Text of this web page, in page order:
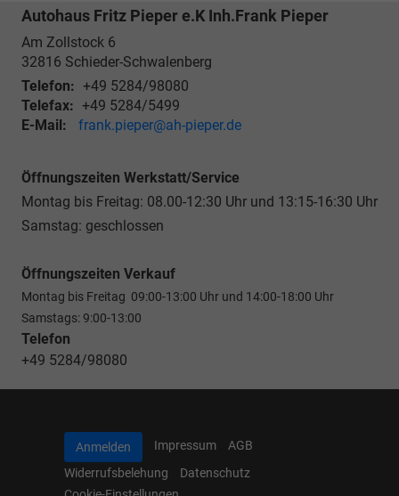
Autohaus Fritz Pieper e.K Inh.Frank Pieper
Am Zollstock 6
32816 Schieder-Schwalenberg
Telefon: +49 5284/98080
Telefax: +49 5284/5499
E-Mail:
frank.pieper@ah-pieper.de
Öffnungszeiten Werkstatt/Service
Montag bis Freitag: 08.00-12:30 Uhr und 13:15-16:30 Uhr
Samstag: geschlossen
Öffnungszeiten Verkauf
Montag bis Freitag 09:00-13:00 Uhr und 14:00-18:00 Uhr
Samstags: 9:00-13:00
Telefon
+49 5284/98080
Anmelden Impressum
AGB
Widerrufsbelehung
Datenschutz